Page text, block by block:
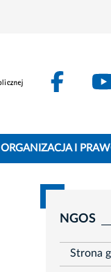
ORGANIZACJA I
NGOS
Strona